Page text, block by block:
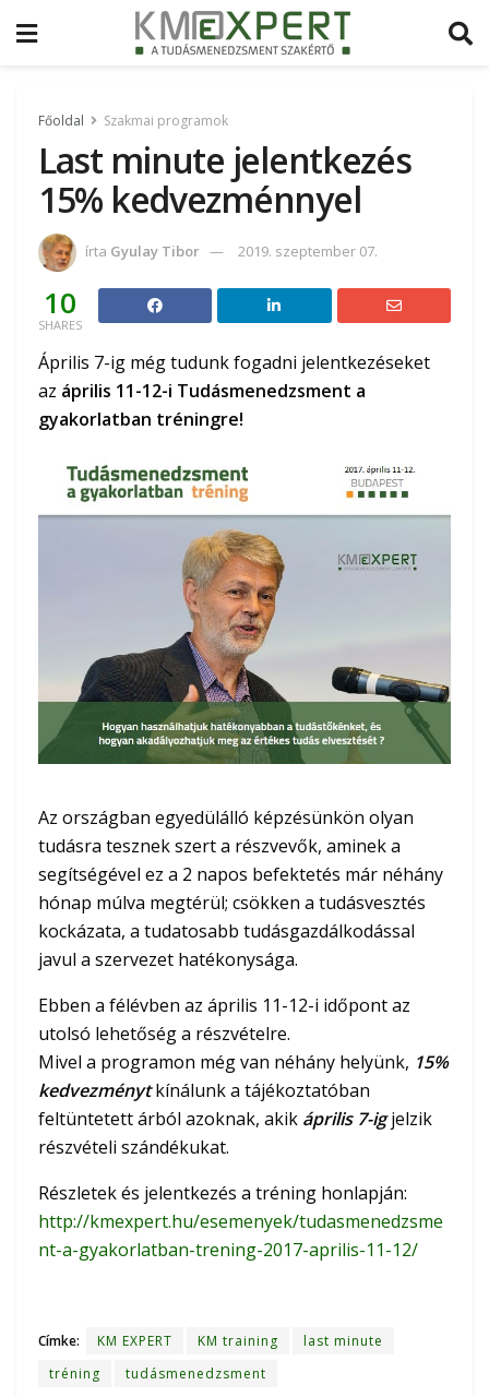
Főoldal Szakmai programok
Last minute jelentkezés
15% kedvezménnyel
írta Gyulay Tibor 2019. szeptember 07.
10
SHARES
Április 7-ig még tudunk fogadni jelentkezéseket
az április 11-12-i Tudásmenedzsment a
gyakorlatban tréningre!
Az országban egyedülálló képzésünkön olyan
tudásra tesznek szert a részvevők, aminek a
segítségével ez a 2 napos befektetés már néhány
hónap múlva megtérül; csökken a tudásvesztés
kockázata, a tudatosabb tudásgazdálkodással
javul a szervezet hatékonysága.
Ebben a félévben az április 11-12-i időpont az
utolsó lehetőség a részvételre.
Mivel a programon még van néhány helyünk, 15%
kedvezménytkínálunk a tájékoztatóban
feltüntetett árból azoknak, akik április 7-igjelzik
részvételi szándékukat.
Részletek és jelentkezés a tréning honlapján:
http://kmexpert.hu/esemenyek/tudasmenedzsme
nt-a-gyakorlatban-trening-2017-aprilis-11-12/
Címke: KM EXPERT KM training
last minute
tréning
tudásmenedzsment